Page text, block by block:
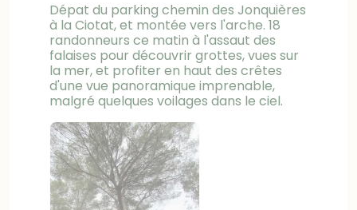
Dépat du parking chemin des Jonquières
à la Ciotat, et montée vers l'arche. 18
randonneurs ce matin à l'assaut des
falaises pour découvrir grottes, vues sur
la mer, et profiter en haut des crêtes
d'une vue panoramique imprenable,
malgré quelques voilages dans le ciel.